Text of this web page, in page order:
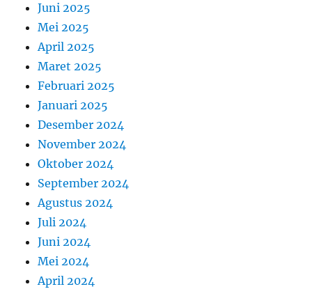
Juni 2025
Mei 2025
April 2025
Maret 2025
Februari 2025
Januari 2025
Desember 2024
November 2024
Oktober 2024
September 2024
Agustus 2024
Juli 2024
Juni 2024
Mei 2024
April 2024